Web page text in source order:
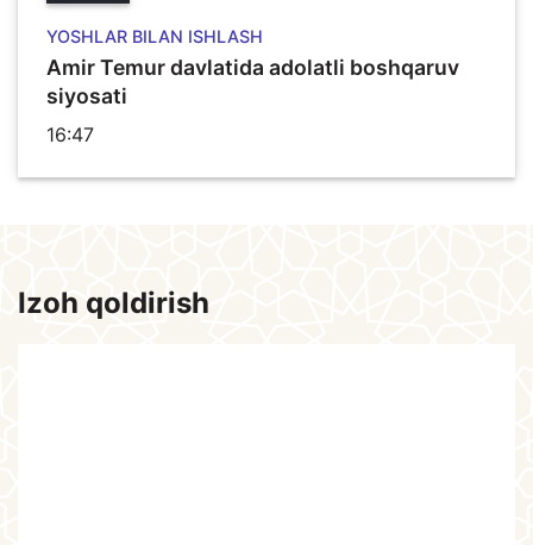
YOSHLAR BILAN ISHLASH
Amir Temur davlatida adolatli boshqaruv
siyosati
16:47
Izoh qoldirish